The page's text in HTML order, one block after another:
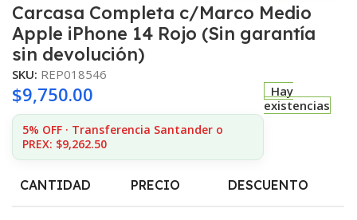
Carcasa Completa c/Marco Medio
Apple iPhone 14 Rojo (Sin garantía
sin devolución)
SKU: REP018546
$9,750.00
5% OFF · Transferencia Santander o
PREX: $9,262.50
Hay
existencias
CANTIDAD PRECIO DESCUENTO